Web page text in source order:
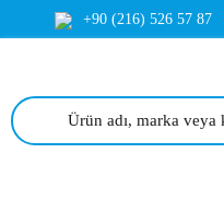
+90 (216) 526 57 87